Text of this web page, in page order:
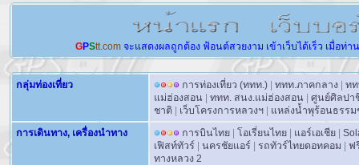
GPStt.com จะแสดงผลถูกต้อง ฟ้อนต์สวยงาม เข้าเว็บได้เร็ว เมื่อท่า
กลุ่มท่องเที่ยว การท่องเที่ยว (ททท.) | ททท.ภาคกลาง | ท
แม่ฮ่องสอน | ททท. สนง.แม่ฮ่องสอน | ศูนย์ศิลปา
ชาติ | เว็บโครงการหลวงฯ | แหล่งน้ำพุร้อนธรร
การเดินทาง, เครื่องนำทาง
การบินไทย | โอเรี่ยนไทย | แอร์เอเชีย |
เฟิสท์ทัวร์ | นครชัยแอร์ | รถทัวร์ไทยดอทคอม | ฟ
ทางหลวง 2